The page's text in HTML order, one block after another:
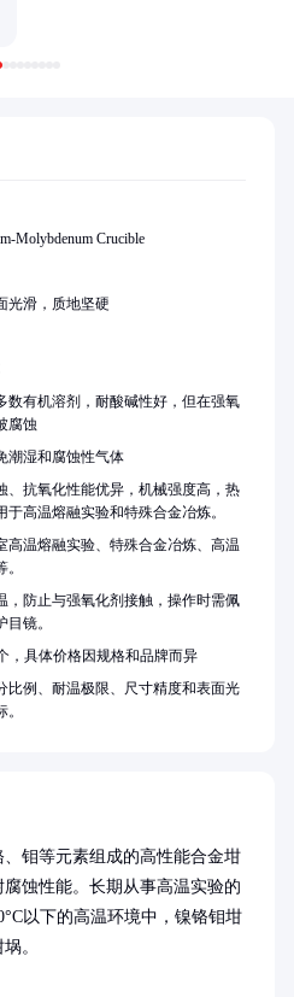
钼等元素组成的高性能合金坩
蚀性能。长期从事高温实验的
以下的高温环境中，镍铬钼坩
。
Molybdenum Crucible
光滑，质地坚硬
数有机溶剂，耐酸碱性好，但在强氧
腐蚀
潮湿和腐蚀性气体
、抗氧化性能优异，机械强度高，热
于高温熔融实验和特殊合金冶炼。
高温熔融实验、特殊合金冶炼、高温
，防止与强氧化剂接触，操作时需佩
镜。
，具体价格因规格和品牌而异
比例、耐温极限、尺寸精度和表面光